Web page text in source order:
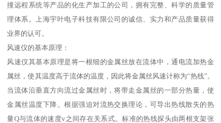
撞远程系统等产品的化生产加工的公司，拥有完整、科学的质量管
理体系。上海宇叶电子科技有限公司的诚信、实力和产品质量获得
业界的认可。
风速仪的基本原理：
风速仪其基本原理是将一根细的金属丝放在流体中，通电流加热金
属丝，使其温度高于流体的温度，因此将金属丝风速计称为“热线”。
当流体沿垂直方向流过金属丝时，将带走金属丝的一部分热量，使
金属丝温度下降。根据强迫对流热交换理论，可导出热线散失的热
量Q与流体的速度v之间存在关系式。标准的热线探头由两根支架张